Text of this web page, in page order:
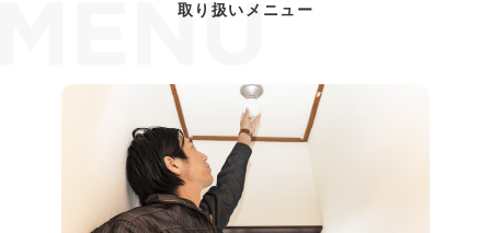
取り扱いメニュー